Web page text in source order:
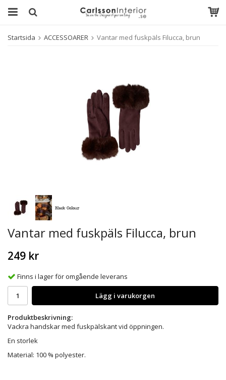
Startsida ACCESSOARER Vantar med fuskpäls Filucca, brun
Vantar med fuskpäls Filucca, brun
249 kr
Finns i lager för omgående leverans
Lägg i varukorgen
Produktbeskrivning:
Vackra handskar med fuskpälskant vid öppningen.
En storlek
Material: 100 % polyester.